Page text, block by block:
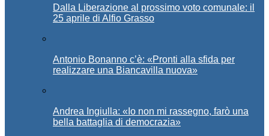
Dalla Liberazione al prossimo voto comunale: il
25 aprile di Alfio Grasso
Antonio Bonanno c’è: «Pronti alla sfida per
realizzare una Biancavilla nuova»
Andrea Ingiulla: «Io non mi rassegno, farò una
bella battaglia di democrazia»